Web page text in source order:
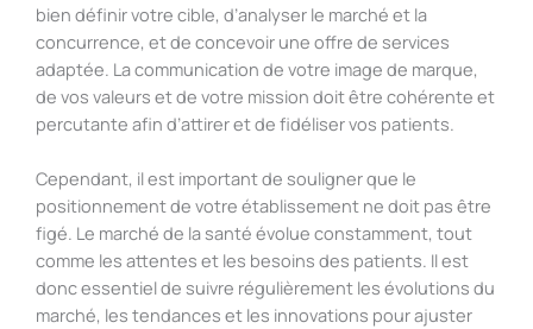
bien définir votre cible, d’analyser le marché et la
concurrence, et de concevoir une offre de services
adaptée. La communication de votre image de marque,
de vos valeurs et de votre mission doit être cohérente et
percutante afin d’attirer et de fidéliser vos patients.
Cependant, il est important de souligner que le
positionnement de votre établissement ne doit pas être
figé. Le marché de la santé évolue constamment, tout
comme les attentes et les besoins des patients. Il est
donc essentiel de suivre régulièrement les évolutions du
marché, les tendances et les innovations pour ajuster